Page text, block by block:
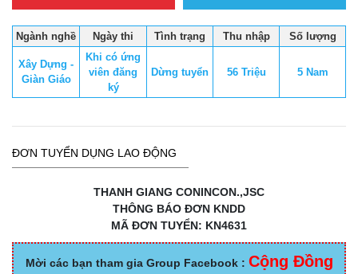
Ngành nghề Ngày thi Tình trạng Thu nhập Số lượng
Xây Dựng -
Giàn Giáo
Khi có ứng
viên đăng
ký
Dừng tuyển 56 Triệu 5 Nam
ĐƠN TUYỂN DỤNG LAO ĐỘNG
THANH GIANG CONINCON.,JSC
THÔNG BÁO ĐƠN KNDD
MÃ ĐƠN TUYỂN: KN4631
Mời các bạn tham gia Group Facebook : Cộng Đồng